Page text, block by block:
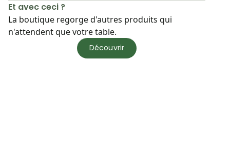
Et avec ceci ?
La boutique regorge d'autres produits qui
n'attendent que votre table.
Découvrir